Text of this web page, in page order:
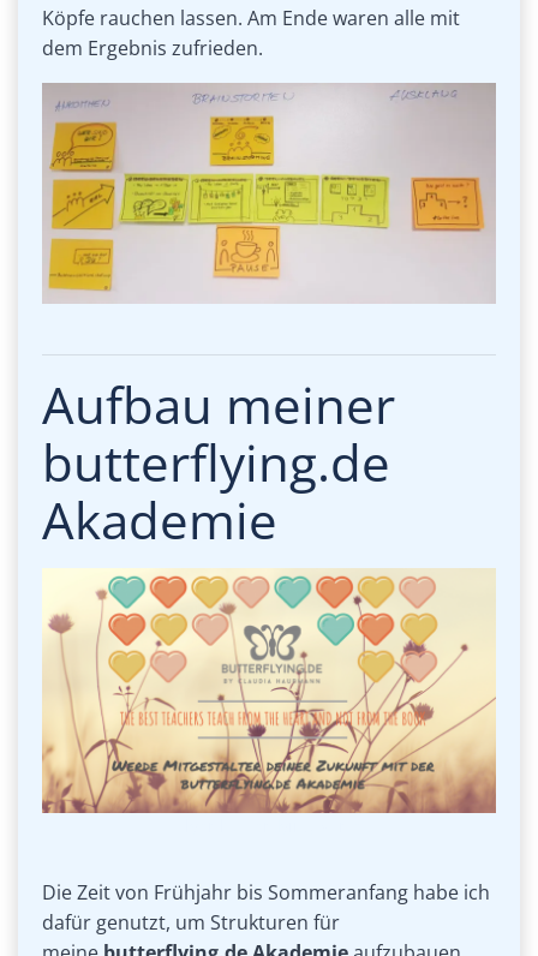
Köpfe rauchen lassen. Am Ende waren alle mit
dem Ergebnis zufrieden.
Aufbau meiner
butterflying.de
Akademie
Die Zeit von Frühjahr bis Sommeranfang habe ich
dafür genutzt, um Strukturen für